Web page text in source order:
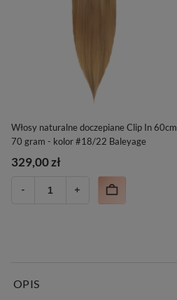
Włosy naturalne doczepiane Clip In 60cm
70 gram - kolor #18/22 Baleyage
329,00 zł
OPIS